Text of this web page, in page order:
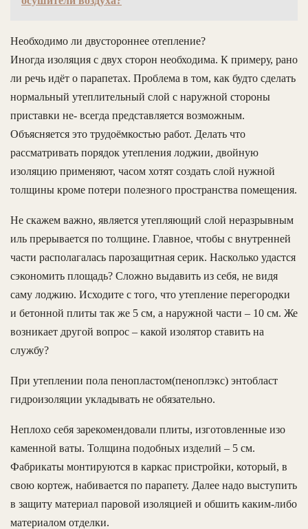
Необходимо ли двустороннее отепление?
Иногда изоляция с двух сторон необходима. К примеру, рано
ли речь идёт о парапетах. Проблема в том, как будто сделать
нормальный утеплительный слой с наружной стороны
приставки не- всегда представляется возможным.
Объясняется это трудоёмкостью работ. Делать что
рассматривать порядок утепления лоджии, двойную
изоляцию применяют, часом хотят создать слой нужной
толщины кроме потери полезного пространства помещения.
Не скажем важно, является утепляющий слой неразрывным
иль прерывается по толщине. Главное, чтобы с внутренней
части располагалась парозащитная серик. Насколько удастся
сэкономить площадь? Сложно выдавить из себя, не видя
саму лоджию. Исходите с того, что утепление перегородки
и бетонной плиты так же 5 см, а наружной части – 10 см. Же
возникает другой вопрос – какой изолятор ставить на
службу?
При утеплении пола пенопластом(пеноплэкс) энтобласт
гидроизоляции укладывать не обязательно.
Неплохо себя зарекомендовали плиты, изготовленные изо
каменной ваты. Толщина подобных изделий – 5 см.
Фабрикаты монтируются в каркас пристройки, который, в
свою кортеж, набивается по парапету. Далее надо выступить
в защиту материал паровой изоляцией и обшить каким-либо
материалом отделки.